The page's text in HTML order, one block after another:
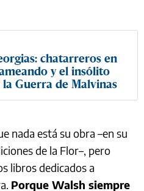
chatarreros en
y el insólito
Guerra de Malvinas
nada está su obra –en su
de la Flor–, pero
libros dedicados a
Porque Walsh siempre